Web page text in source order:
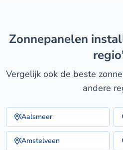
zonnepanelen installateurs in andere
Vergelijk ook de beste
andere
Aalsmeer
Amstelveen